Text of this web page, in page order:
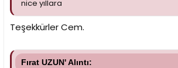
nice yıllara
Teşekkürler Cem.
Fırat UZUN' Alıntı: